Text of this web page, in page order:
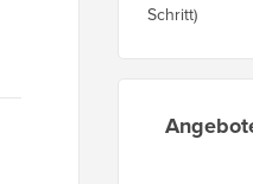
Schritt)